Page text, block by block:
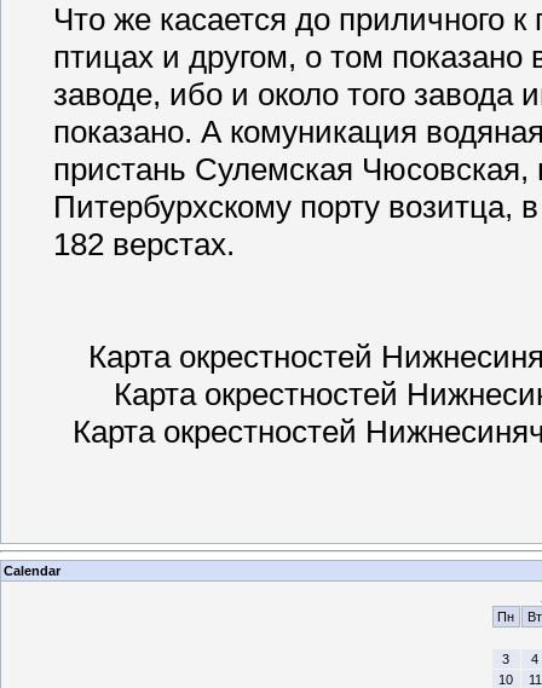
Что же касается до приличного
птицах и другом, о том
заводе, ибо и около того завода
показано. А комуникация
пристань Сулемская Чюсовская,
Питербурхскому порту возитца,
182 верстах.
Карта окрестностей
Карта окрестностей
Карта окрестностей
Calendar
Пн
Вт
3
4
10
11